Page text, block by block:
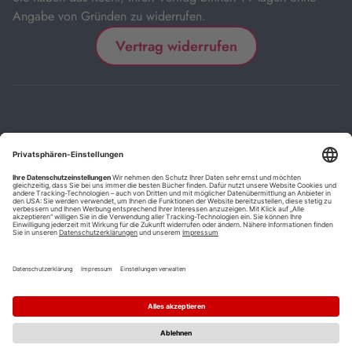
Angabe von Gründen zu widerrufen.
Vertrag widerrufen
BarrierefreiheitserklärungCookie-Einstellungen
*
Die mit Sternchen (*) gekennzeichneten Links sind Affiliate-Links.
Wenn Sie auf einen solchen Link klicken und auf der Zielseite etwas
kaufen, bekommen wir vom betreffenden Anbieter oder Online-Shop
Kauf oder Preis.
Mehrwertsteuer.
Versand innerhalb Deutschlands versandkostenfrei ab 9,00 €
Bestellwert.
2
Vorbestellung ab 30 Tage vor Erscheinungstermin möglich.